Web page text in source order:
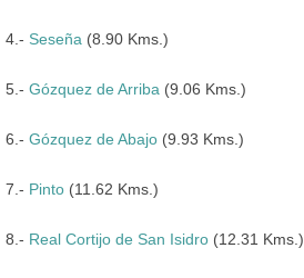
4.- Seseña (8.90 Kms.)
5.- Gózquez de Arriba (9.06 Kms.)
6.- Gózquez de Abajo (9.93 Kms.)
7.- Pinto (11.62 Kms.)
8.- Real Cortijo de San Isidro (12.31 Kms.)